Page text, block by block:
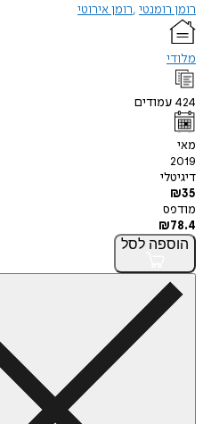
רומן רומנטי רומן אירוטי
מלודי
424 עמודים
מאי
2019
דיגיטלי
₪35
מודפס
₪78.4
הוספה לסל